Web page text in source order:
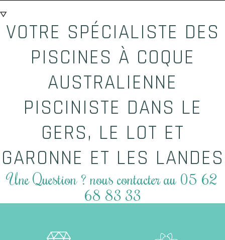
VOTRE SPÉCIALISTE DES
PISCINES À COQUE
AUSTRALIENNE
PISCINISTE DANS LE
GERS, LE LOT ET
GARONNE ET LES LANDES
Une Question ? nous contacter au 05 62
68 83 33
Catalogue des Piscines